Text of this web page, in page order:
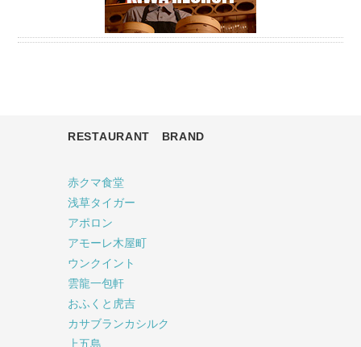
RESTAURANT BRAND
赤クマ食堂
浅草タイガー
アポロン
アモーレ木屋町
ウンクイント
雲龍一包軒
おふくと虎吉
カサブランカシルク
上五島